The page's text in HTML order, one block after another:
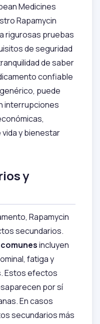
Medicines
Rapamycin
rigurosas pruebas
de seguridad
de saber
confiable
puede
interrupciones
vida y bienestar
y
Rapamycin
secundarios.
incluyen
fatiga y
Estos efectos
por sí
En casos
secundarios más